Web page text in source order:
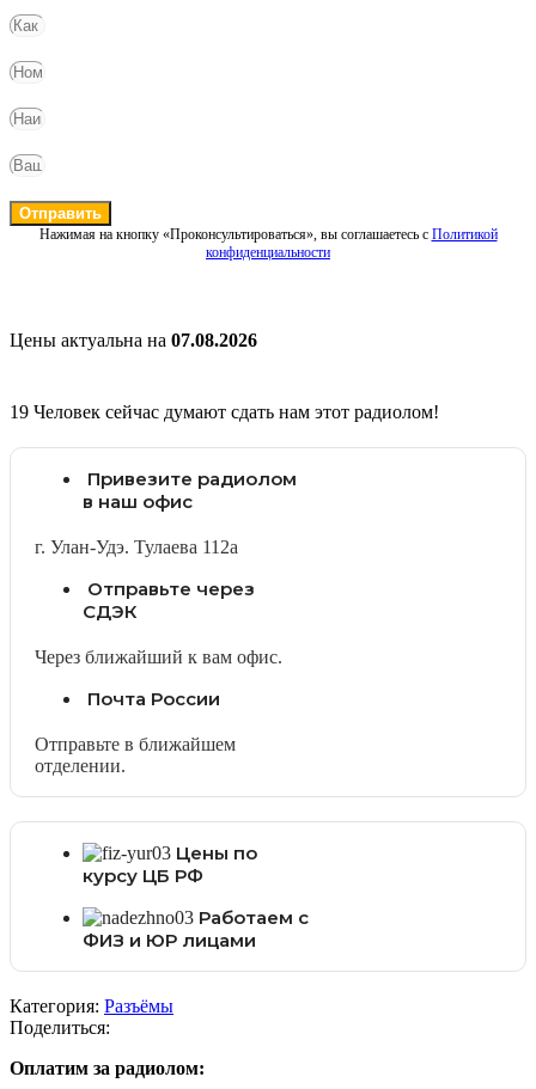
Отправить
Нажимая на кнопку «Проконсультироваться», вы соглашаетесь с Политикой
конфиденциальности
Цены актуальна на 07.08.2026
19 Человек сейчас думают сдать нам этот радиолом!
Привезите радиолом
в наш офис
г. Улан-Удэ. Тулаева 112а
Отправьте через
СДЭК
Через ближайший к вам офис.
Почта России
Отправьте в ближайшем
отделении.
Цены по
курсу ЦБ РФ
Работаем с
ФИЗ и ЮР лицами
Категория: Разъёмы
Поделиться:
Оплатим за радиолом: